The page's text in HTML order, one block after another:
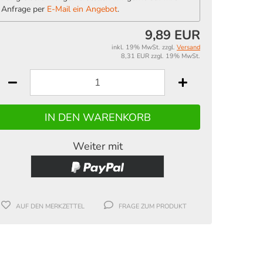
Anfrage per E-Mail ein Angebot.
9,89 EUR
inkl. 19% MwSt. zzgl. Versand
8,31 EUR zzgl. 19% MwSt.
Weiter mit
AUF DEN MERKZETTEL FRAGE ZUM PRODUKT